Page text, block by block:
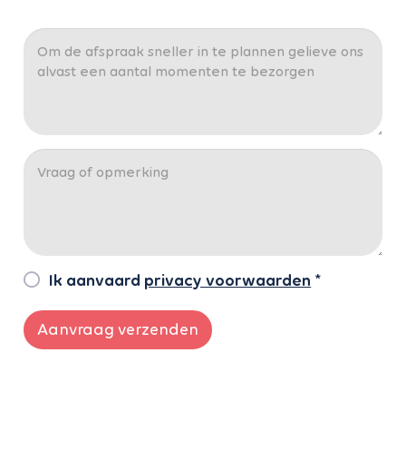
Ik aanvaard privacy voorwaarden *
Aanvraag verzenden